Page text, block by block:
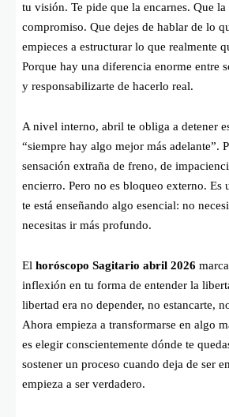
tu visión. Te pide que la encarnes. Que la
compromiso. Que dejes de hablar de lo
empieces a estructurar lo que realmente
Porque hay una diferencia enorme entre
y responsabilizarte de hacerlo real.
A nivel interno, abril te obliga a detener
“siempre hay algo mejor más adelante”.
sensación extraña de freno, de
encierro. Pero no es bloqueo externo. Es
te está enseñando algo esencial: no
necesitas ir más profundo.
El horóscopo Sagitario abril 2026
inflexión en tu forma de entender la
libertad era no depender, no estancarte,
Ahora empieza a transformarse en algo
es elegir conscientemente dónde te
sostener un proceso cuando deja de ser
empieza a ser verdadero.